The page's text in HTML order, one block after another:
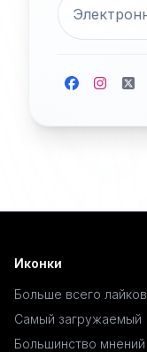
Иконки
Больше всего лайков
Самый загружаемый
Большинство мнений